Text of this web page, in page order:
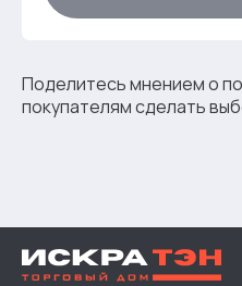
Поделитесь мнением о
покупателям сделать